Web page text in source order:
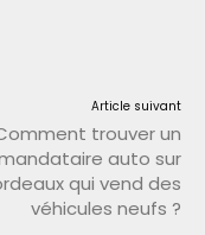
Article suivant
trouver un
auto sur
qui vend des
véhicules neufs ?